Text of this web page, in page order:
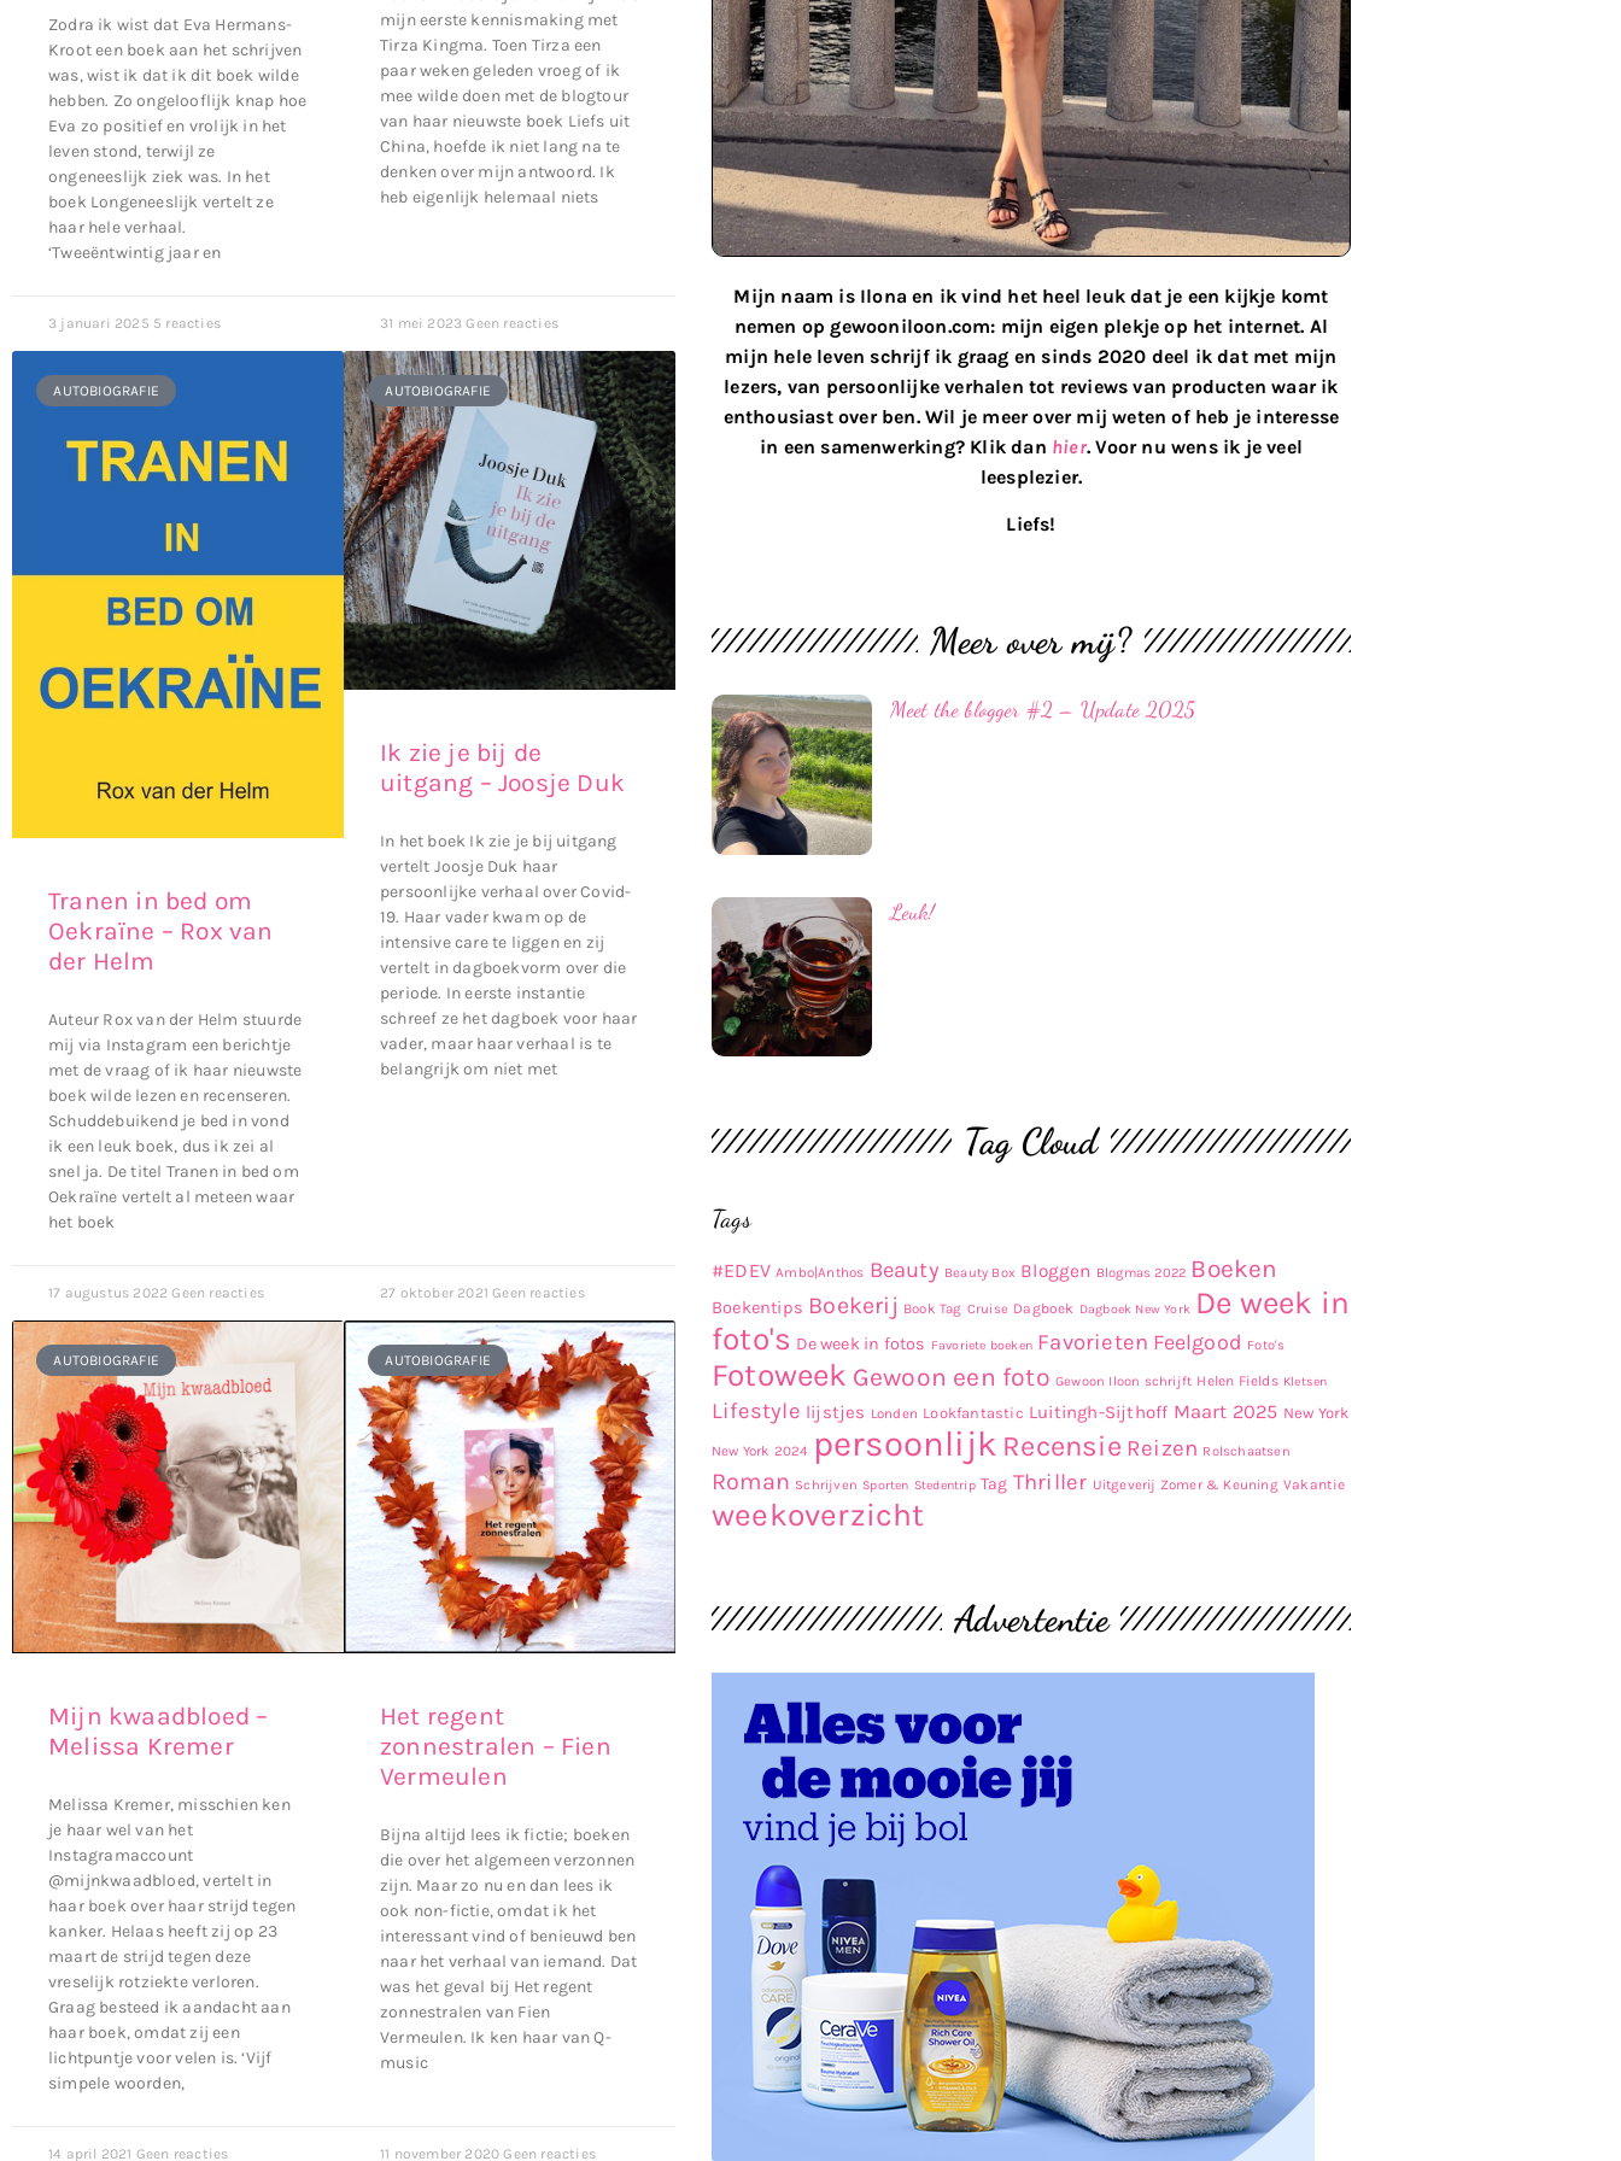
Zodra ik wist dat Eva Hermans-
Kroot een boek aan het schrijven
was, wist ik dat ik dit boek wilde
hebben. Zo ongelooflijk knap hoe
Eva zo positief en vrolijk in het
leven stond, terwijl ze
ongeneeslijk ziek was. In het
boek Longeneeslijk vertelt ze
haar hele verhaal.
‘Tweeëntwintig jaar en
3 januari 2025 5 reacties
mijn eerste kennismaking met
Tirza Kingma. Toen Tirza een
paar weken geleden vroeg of ik
mee wilde doen met de blogtour
van haar nieuwste boek Liefs uit
China, hoefde ik niet lang na te
denken over mijn antwoord. Ik
heb eigenlijk helemaal niets
31 mei 2023Geen reacties
AUTOBIOGRAFIE
Tranen in bed om
Oekraïne – Rox van
der Helm
Auteur Rox van der Helm stuurde
mij via Instagram een berichtje
met de vraag of ik haar nieuwste
boek wilde lezen en recenseren.
Schuddebuikend je bed in vond
ik een leuk boek, dus ik zei al
snel ja. De titel Tranen in bed om
Oekraïne vertelt al meteen waar
het boek
17 augustus 2022Geen reacties
AUTOBIOGRAFIE
Ik zie je bij de
uitgang – Joosje Duk
In het boek Ik zie je bij uitgang
vertelt Joosje Duk haar
persoonlijke verhaal over Covid-
19. Haar vader kwam op de
intensive care te liggen en zij
vertelt in dagboekvorm over die
periode. In eerste instantie
schreef ze het dagboek voor haar
vader, maar haar verhaal is te
belangrijk om niet met
27 oktober 2021Geen reacties
AUTOBIOGRAFIE
Mijn kwaadbloed –
Melissa Kremer
Melissa Kremer, misschien ken
je haar wel van het
Instagramaccount
@mijnkwaadbloed, vertelt in
haar boek over haar strijd tegen
kanker. Helaas heeft zij op 23
maart de strijd tegen deze
vreselijk rotziekte verloren.
Graag besteed ik aandacht aan
haar boek, omdat zij een
lichtpuntje voor velen is. ‘Vijf
simpele woorden,
14 april 2021 Geen reacties
AUTOBIOGRAFIE
Het regent
zonnestralen – Fien
Vermeulen
Bijna altijd lees ik fictie; boeken
die over het algemeen verzonnen
zijn. Maar zo nu en dan lees ik
ook non-fictie, omdat ik het
interessant vind of benieuwd ben
naar het verhaal van iemand. Dat
was het geval bij Het regent
zonnestralen van Fien
Vermeulen. Ik ken haar van Q-
music
11 november 2020Geen reacties
Mijn naam is Ilona en ik vind het heel leuk dat je een kijkje komt
nemen op gewooniloon.com: mijn eigen plekje op het internet. Al
mijn hele leven schrijf ik graag en sinds 2020 deel ik dat met mijn
lezers, van persoonlijke verhalen tot reviews van producten waar ik
enthousiast over ben. Wil je meer over mij weten of heb je interesse
in een samenwerking? Klik dan hier. Voor nu wens ik je veel
leesplezier.
Liefs!
Meer over mij?
Meet the blogger #2 – Update 2025
Leuk!
Tag Cloud
Tags
#EDEV Ambo|Anthos Beauty Beauty Box Bloggen Blogmas 2022 Boeken
Boekentips Boekerij Book Tag Cruise Dagboek Dagboek New York De week in
foto's De week in fotos Favoriete boeken Favorieten Feelgood Foto's
Fotoweek Gewoon een foto Gewoon Iloon schrijft Helen Fields Kletsen
Lifestyle lijstjes Londen Lookfantastic Luitingh-Sijthoff Maart 2025 New York
New York 2024 persoonlijk Recensie Reizen Rolschaatsen
Roman Schrijven Sporten Stedentrip Tag Thriller Uitgeverij Zomer & Keuning Vakantie
weekoverzicht
Advertentie